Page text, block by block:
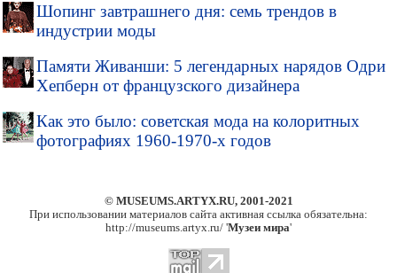
Шопинг завтрашнего дня: семь трендов в
индустрии моды
Памяти Живанши: 5 легендарных нарядов Одри
Хепберн от французского дизайнера
Как это было: советская мода на колоритных
фотографиях 1960-1970-х годов
© MUSEUMS.ARTYX.RU, 2001-2021
При использовании материалов сайта активная ссылка обязательна:
http://museums.artyx.ru/ 'Музеи мира'